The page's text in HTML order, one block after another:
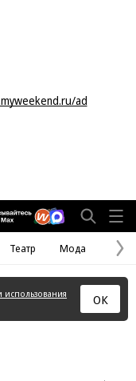
ad
Театр Мода
использования
ОК